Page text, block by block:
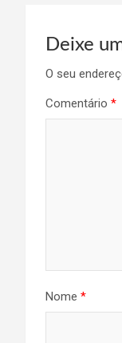
Deixe
O seu
Comentário *
Nome *